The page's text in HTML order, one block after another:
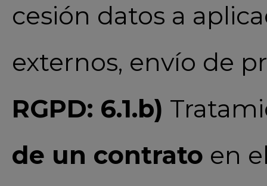
cesión datos a
externos, envío de
RGPD: 6.1.b)
de un contrato en